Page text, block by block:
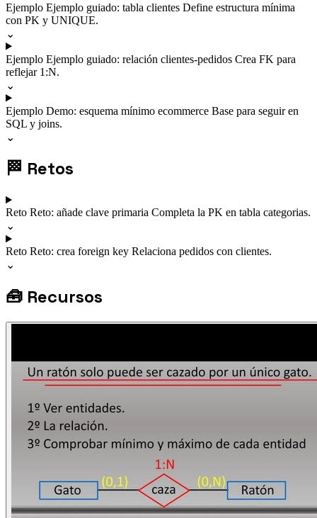
Ejemplo Ejemplo guiado: tabla clientes Define estructura mínima
con PK y UNIQUE.
⌄
Ejemplo Ejemplo guiado: relación clientes-pedidos Crea FK para
reflejar 1:N.
⌄
Ejemplo Demo: esquema mínimo ecommerce Base para seguir en
SQL y joins.
⌄
🏁 Retos
Reto Reto: añade clave primaria Completa la PK en tabla categorias.
⌄
Reto Reto: crea foreign key Relaciona pedidos con clientes.
⌄
🧰 Recursos